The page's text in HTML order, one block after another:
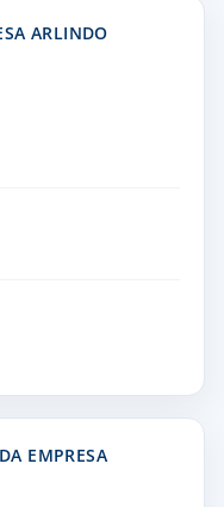
ARLINDO
EMPRESA